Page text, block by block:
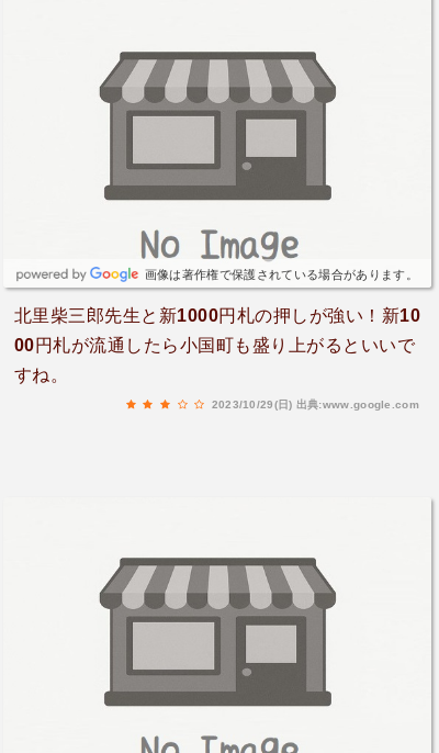
画像は著作権で保護されている場合があります。
北里柴三郎先生と新1000円札の押しが強い！新10
00円札が流通したら小国町も盛り上がるといいで
すね。
2023/10/29(日) 出典:www.google.com